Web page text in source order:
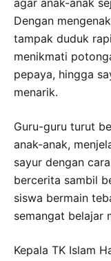
Dengan
tampak duduk
menikmati
pepaya, hingga
menarik.
Guru-guru turut
anak-anak,
sayur dengan
bercerita sambil
siswa bermain
semangat belajar
Kepala TK Islam